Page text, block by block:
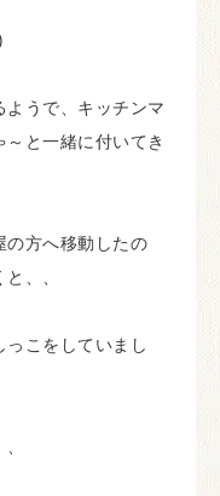
うで、キッチンマ
と一緒に付いてき
の方へ移動したの
、、
こをしていまし